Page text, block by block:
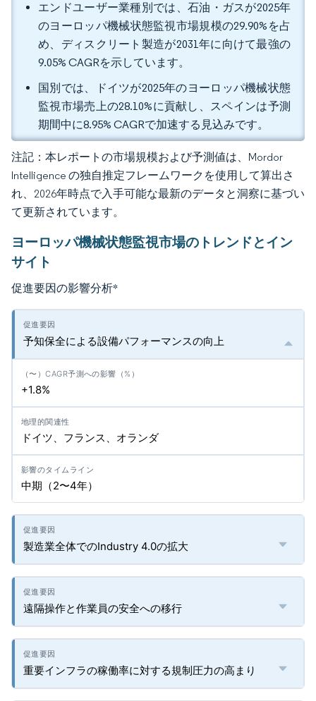
エンドユーザー業種別では、石油・ガスが2025年
のヨーロッパ機械状態監視市場規模の29.90%を占
め、ディスクリート製造が2031年に向けて最強の
9.05% CAGRを示しています。
国別では、ドイツが2025年のヨーロッパ機械状態
監視市場売上の28.10%に貢献し、スペインは予測
期間中に8.95% CAGRで加速する見込みです。
注記：本レポートの市場規模および予測値は、Mordor
Intelligence の独自推定フレームワークを使用して算出さ
れ、2026年時点で入手可能な最新のデータと洞察に基づい
て更新されています。
ヨーロッパ機械状態監視市場のトレンドとイン
サイト
促進要因の影響分析*
予知保全による設備パフォーマンスの向上
+1.8%
ドイツ、フランス、オランダ
中期（2〜4年）
製造業全体でのIndustry 4.0の拡大
遠隔操作と作業員の安全への移行
重要インフラの稼働率に対する規制圧力の高まり